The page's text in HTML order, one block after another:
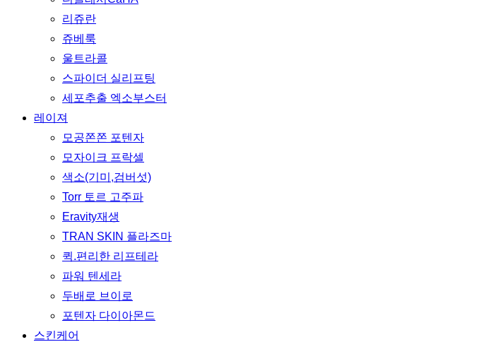
리쥬란
쥬베룩
울트라콜
스파이더 실리프팅
세포추출 엑소부스터
레이져
모공쫀쫀 포텐자
모자이크 프락셀
색소(기미,검버섯)
Torr 토르 고주파
Eravity재생
TRAN SKIN 플라즈마
퀵.편리한 리프테라
파워 텐세라
두배로 브이로
포텐자 다이아몬드
스킨케어